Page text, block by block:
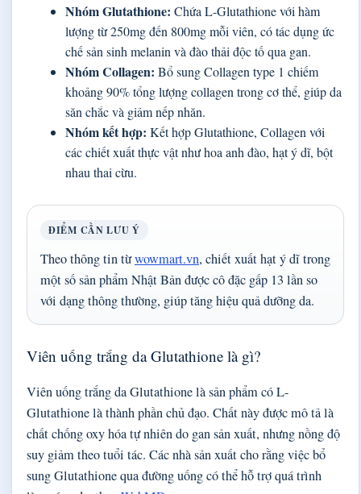
Nhóm Glutathione: Chứa L-Glutathione với hàm
lượng từ 250mg đến 800mg mỗi viên, có tác dụng ức
chế sản sinh melanin và đào thải độc tố qua gan.
Nhóm Collagen: Bổ sung Collagen type 1 chiếm
khoảng 90% tổng lượng collagen trong cơ thể, giúp da
săn chắc và giảm nếp nhăn.
Nhóm kết hợp: Kết hợp Glutathione, Collagen với
các chiết xuất thực vật như hoa anh đào, hạt ý dĩ, bột
nhau thai cừu.
ĐIỂM CẦN LƯU Ý
Theo thông tin từwowmart.vn, chiết xuất hạt ý dĩ trong
một số sản phẩm Nhật Bản được cô đặc gấp 13 lần so
với dạng thông thường, giúp tăng hiệu quả dưỡng da.
Viên uống trắng da Glutathione là gì?
Viên uống trắng da Glutathione là sản phẩm có L-
Glutathione là thành phần chủ đạo. Chất này được mô tả là
chất chống oxy hóa tự nhiên do gan sản xuất, nhưng nồng độ
suy giảm theo tuổi tác. Các nhà sản xuất cho rằng việc bổ
sung Glutathione qua đường uống có thể hỗ trợ quá trình